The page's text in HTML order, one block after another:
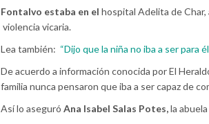
Fontalvo estaba en el hospital Adelita de
violencia vicaria.
Lea también: “Dijo que la niña no iba a ser para
De acuerdo a información conocida por El
familia nunca pensaron que iba a ser capaz de
Así lo aseguró Ana Isabel Salas Potes,la